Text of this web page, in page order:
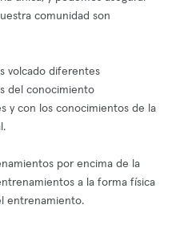
comunidad son
volcado diferentes
del conocimiento
y con los conocimientos de la
por encima de la
a la forma física
entrenamiento.